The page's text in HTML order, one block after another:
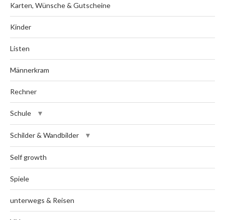
Karten, Wünsche & Gutscheine
Kinder
Listen
Männerkram
Rechner
Schule
Schilder & Wandbilder
Self growth
Spiele
unterwegs & Reisen